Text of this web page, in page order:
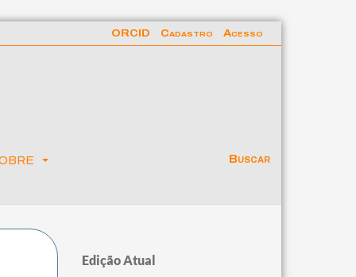
Buscar
ORCID Cadastro Acesso
Edição Atual